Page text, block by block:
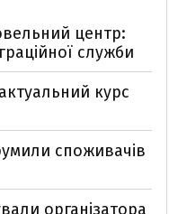
центр:
служби
курс
споживачів
організатора